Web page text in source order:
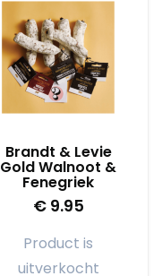
Brandt & Levie
Gold Walnoot &
Fenegriek
€ 9.95
Product is
uitverkocht